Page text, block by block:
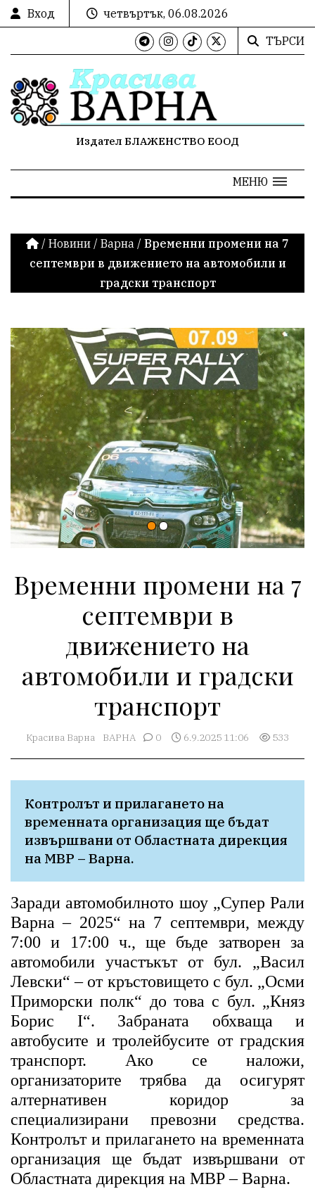
Вход
четвъртък, 06.08.2026
ТЪРСИ
Издател БЛАЖЕНСТВО ЕООД
МЕНЮ
/ Новини / Варна / Временни промени на 7
септември в движението на автомобили и
градски транспорт
Временни промени на 7
септември в
движението на
автомобили и градски
транспорт
Красива Варна ВАРНА 0 6.9.2025 11:06 533
Контролът и прилагането на
временната организация ще бъдат
извършвани от Областната дирекция
на МВР – Варна.
Заради автомобилното шоу „Супер Рали
Варна – 2025“ на 7 септември, между
7:00 и 17:00 ч., ще бъде затворен за
автомобили участъкът от бул. „Васил
Левски“ – от кръстовището с бул. „Осми
Приморски полк“ до това с бул. „Княз
Борис I“. Забраната обхваща и
автобусите и тролейбусите от градския
транспорт. Ако се наложи,
организаторите трябва да осигурят
алтернативен коридор за
специализирани превозни средства.
Контролът и прилагането на временната
организация ще бъдат извършвани от
Областната дирекция на МВР – Варна.